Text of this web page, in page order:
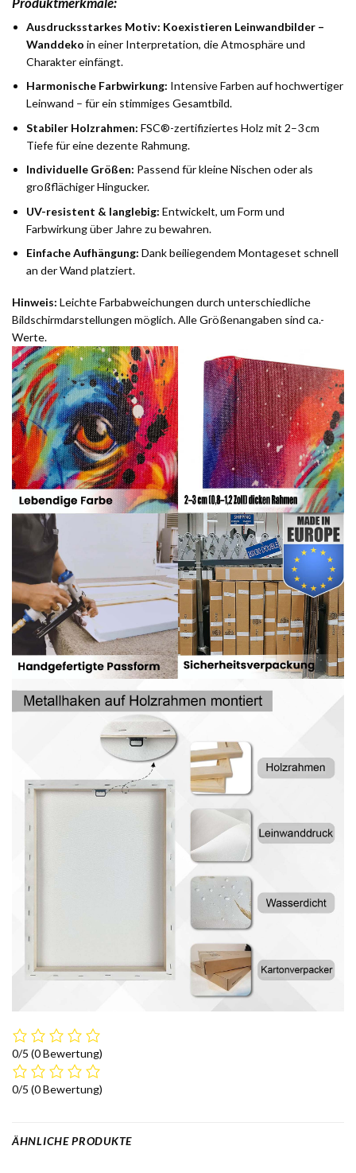
Ausdrucksstarkes Motiv: Koexistieren Leinwandbilder –
Wanddeko in einer Interpretation, die Atmosphäre und
Charakter einfängt.
Harmonische Farbwirkung: Intensive Farben auf hochwertiger
Leinwand – für ein stimmiges Gesamtbild.
Stabiler Holzrahmen: FSC®-zertifiziertes Holz mit 2–3 cm
Tiefe für eine dezente Rahmung.
Individuelle Größen: Passend für kleine Nischen oder als
großflächiger Hingucker.
UV-resistent & langlebig: Entwickelt, um Form und
Farbwirkung über Jahre zu bewahren.
Einfache Aufhängung: Dank beiliegendem Montageset schnell
an der Wand platziert.
Hinweis: Leichte Farbabweichungen durch unterschiedliche
Bildschirmdarstellungen möglich. Alle Größenangaben sind ca.-
Werte.
0/5 (0 Bewertung)
0/5 (0 Bewertung)
ÄHNLICHE PRODUKTE